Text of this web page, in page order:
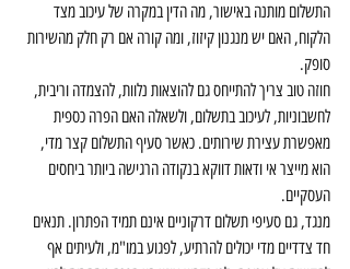
התשלום מותנה באישור, מה הדין במקרה של עיכוב מצד
הלקוח, האם יש מנגנון קיזוז, ומה קורה אם רק חלק מהשירות
סופק.
חוזה טוב צריך להתייחס גם להוצאות נלוות, להצמדה וריבית,
לחשבוניות, לעיכוב בתשלום, ולשאלה האם הפרה כספית
מאפשרת עצירת שירותים. כאשר סעיף התשלום קצר מדי,
הוא מייצר אי ודאות דווקא בנקודה הרגישה ביותר ביחסים
העסקיים.
מנגד, גם סעיפי תשלום דרקוניים אינם תמיד הפתרון. תנאים
חד צדדיים מדי יכולים להרתיע, לפגוע במו"מ, ולעיתים אף